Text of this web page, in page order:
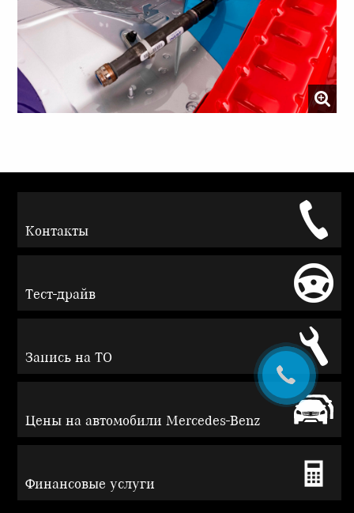
Контакты
Тест-драйв
Запись на ТО
Цены на автомобили Mercedes-Benz
Финансовые услуги